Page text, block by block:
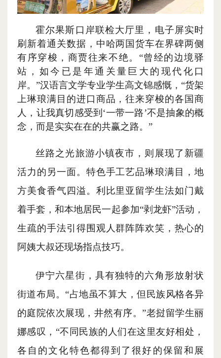
霍尔果斯口岸联检大厅里，电子屏实时
刷新着通关数据，中哈两国货车在界碑两侧
有序穿梭，商贾往来不绝。 “曾经的边境驿
站，如今已是年通关量巨大的现代化口
岸。”汉语言文学专业学生高文锦感慨，“货架
上琳琅满目的进口商品，往来穿梭的各国商
人，让我真切感受到‘一带一路’不是抽象的概
念，而是实实在在的共赢之路。”
丝路之光旅游小镇夜市，则展现了新疆
活力的另一面。特色手工艺品琳琅满目，地
方美食香气四溢。利比里亚留学生法如门戴
着手套，和本地居民一起参加“剥龙虾”活动，
生疏的手法引得围观人群阵阵欢笑，热心的
阿姨大叔还现场指点技巧。
伊宁六星街，具有独特的六角形放射状
街道布局。 “占地虽不算大，但民族风格各异
的庭院依次展现，井然有序。”老挝留学生丽
娜感叹，“不同民族的人们在这里友好相处，
各自的文化特色都得到了很好的保留和展